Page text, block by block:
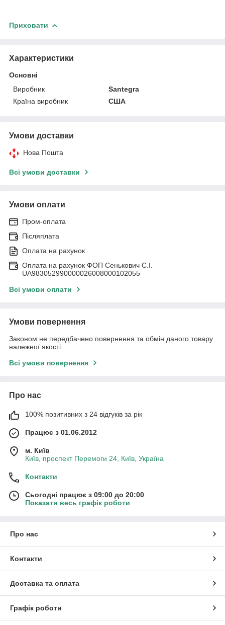
Приховати
Характеристики
Основні
Виробник
Santegra
Країна виробник
США
Умови доставки
Нова Пошта
Всі умови доставки
Умови оплати
Пром-оплата
Післяплата
Оплата на рахунок
Оплата на рахунок ФОП Сенькович С.І.
UA983052990000026008000102055
Всі умови оплати
Умови повернення
Законом не передбачено повернення та обмін даного товару
належної якості
Всі умови повернення
Про нас
100% позитивних з 24 відгуків за рік
Працює з 01.06.2012
м. Київ
Київ, проспект Перемоги 24, Київ, Україна
Контакти
Сьогодні працює з 09:00 до 20:00
Показати весь графік роботи
Про нас
Контакти
Доставка та оплата
Графік роботи